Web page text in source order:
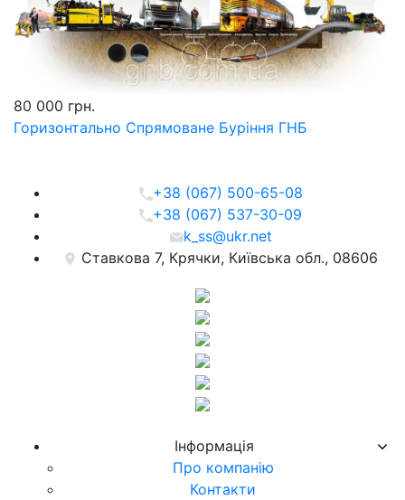
80 000 грн.
Горизонтально Спрямоване Буріння ГНБ
+38 (067) 500-65-08
+38 (067) 537-30-09
k_ss@ukr.net
Ставкова 7, Крячки, Київська обл., 08606
Iнформацiя
Про компанiю
Контакти